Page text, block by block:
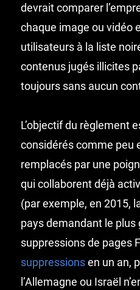
devrait comparer
chaque image ou vidéo
utilisateurs à la liste
contenus jugés illicites
toujours sans aucun
L’objectif du règlement
considérés comme peu
remplacés par une
qui collaborent déjà
(par exemple, en 2015,
pays demandant le plus
suppressions de pages
suppressionsen un an,
l’Allemagne ou Israël